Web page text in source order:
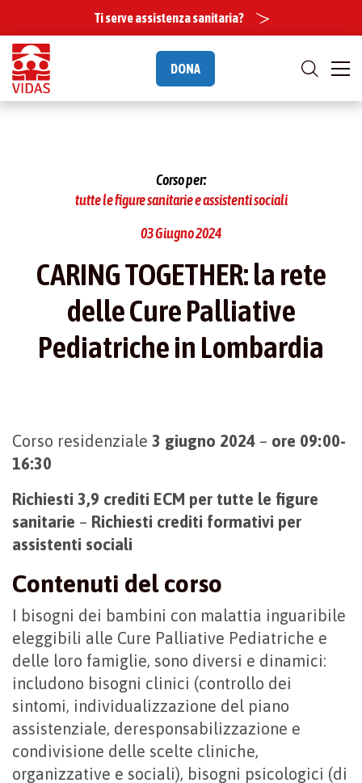
Ti serve assistenza sanitaria?
DONA
Corso per:
tutte le figure sanitarie e assistenti sociali
03 Giugno 2024
CARING TOGETHER: la rete
delle Cure Palliative
Pediatriche in Lombardia
Corso residenziale 3 giugno 2024 – ore 09:00-
16:30
Richiesti 3,9 crediti ECM per tutte le figure
sanitarie – Richiesti crediti formativi per
assistenti sociali
Contenuti del corso
I bisogni dei bambini con malattia inguaribile
eleggibili alle Cure Palliative Pediatriche e
delle loro famiglie, sono diversi e dinamici:
includono bisogni clinici (controllo dei
sintomi, individualizzazione del piano
assistenziale, deresponsabilizzazione e
condivisione delle scelte cliniche,
organizzative e sociali), bisogni psicologici (di